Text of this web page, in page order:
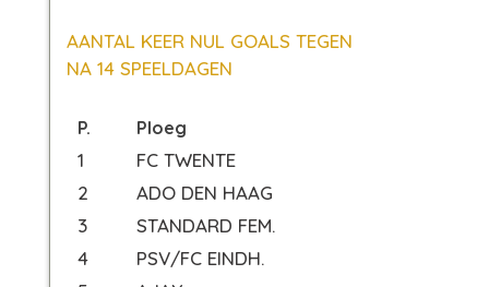
AANTAL KEER NUL GOALS TEGEN
NA 14 SPEELDAGEN
P. Ploeg
1
FC TWENTE
2
ADO DEN HAAG
3
STANDARD FEM.
4
PSV/FC EINDH.